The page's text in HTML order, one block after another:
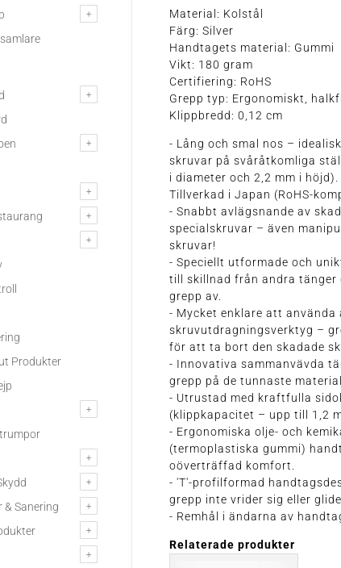
Produkter
& Sanering
Material: Kolstål
Färg: Silver
Handtagets material: Gummi
Vikt: 180 gram
Certifiering: RoHS
Grepp typ: Ergonomiskt,
Klippbredd: 0,12 cm
- Lång och smal nos –
skruvar på svåråtkomliga
i diameter och 2,2 mm i höjd).
Tillverkad i Japan (RoHS-
- Snabbt avlägsnande av
specialskruvar – även
skruvar!
- Speciellt utformade och
till skillnad från andra tänger
grepp av.
- Mycket enklare att använda
skruvutdragningsverktyg –
för att ta bort den skadade
- Innovativa sammanvävda
grepp på de tunnaste
- Utrustad med kraftfulla
(klippkapacitet – upp till 1,2
- Ergonomiska olje- och
(termoplastiska gummi)
oöverträffad komfort.
- 'T'-profilformad
grepp inte vrider sig eller
- Remhål i ändarna av
Relaterade produkter